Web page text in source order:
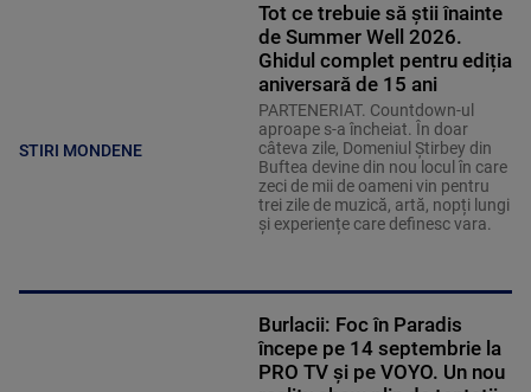
STIRI MONDENE
Tot ce trebuie să știi înainte
de Summer Well 2026.
Ghidul complet pentru ediția
aniversară de 15 ani
PARTENERIAT. Countdown-ul
aproape s-a încheiat. În doar
câteva zile, Domeniul Știrbey din
Buftea devine din nou locul în care
zeci de mii de oameni vin pentru
trei zile de muzică, artă, nopți lungi
și experiențe care definesc vara.
Burlacii: Foc în Paradis
începe pe 14 septembrie la
PRO TV și pe VOYO. Un nou